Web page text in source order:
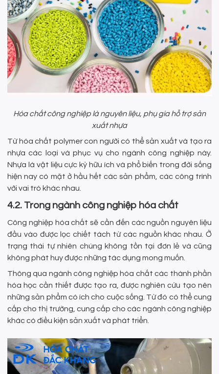
Hóa chất công nghiệp là nguyên liệu, phụ gia hỗ trợ sản
xuất nhựa
Từ hóa chất polymer con người có thể sản xuất và tạo ra
nhựa các loại và phục vụ cho ngành công nghiệp này.
Nhựa là vật liệu cực kỳ hữu ích và phổ biến trong đời sống
hiện nay có mặt ở hầu hết các sản phẩm, các công trình
với vai trò khác nhau.
4.2. Trong ngành công nghiệp hóa chất
Công nghiệp hóa chất sẽ cần đến các nguồn nguyên liệu
đầu vào được lọc chiết tách từ các nguồn khác nhau. Ở
trạng thái tự nhiên chúng không tồn tại đơn lẻ và cũng
không phát huy được những tác dụng mong muốn.
Thông qua ngành công nghiệp hóa chất các thành phần
hóa học cần thiết được tạo ra, được nghiên cứu tạo nên
những sản phẩm có ích cho cuộc sống. Từ đó có thể cung
cấp cho thị trường, cung cấp cho các ngành công nghiệp
khác có điều kiện sản xuất và phát triển.